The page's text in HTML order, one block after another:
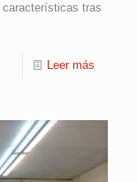
tras
Leer más